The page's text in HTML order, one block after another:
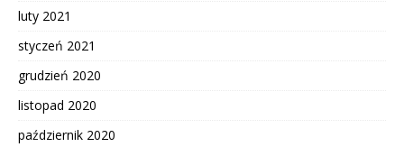
luty 2021
styczeń 2021
grudzień 2020
listopad 2020
październik 2020